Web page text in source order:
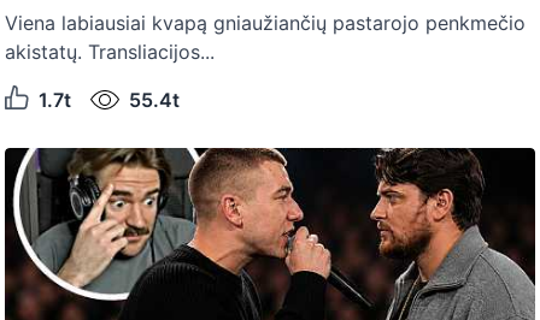
Viena labiausiai kvapą gniaužiančių pastarojo penkmečio
akistatų. Transliacijos...
1.7t
55.4t